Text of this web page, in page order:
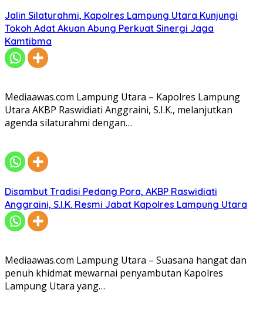
Jalin Silaturahmi, Kapolres Lampung Utara Kunjungi
Tokoh Adat Akuan Abung Perkuat Sinergi Jaga
Kamtibma
Mediaawas.com Lampung Utara – Kapolres Lampung
Utara AKBP Raswidiati Anggraini, S.I.K., melanjutkan
agenda silaturahmi dengan…
Disambut Tradisi Pedang Pora, AKBP Raswidiati
Anggraini, S.I.K. Resmi Jabat Kapolres Lampung Utara
Mediaawas.com Lampung Utara – Suasana hangat dan
penuh khidmat mewarnai penyambutan Kapolres
Lampung Utara yang…